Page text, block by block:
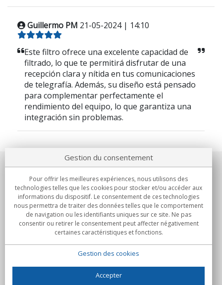
Guillermo PM 21-05-2024 | 14:10
Este filtro ofrece una excelente capacidad de
filtrado, lo que te permitirá disfrutar de una
recepción clara y nítida en tus comunicaciones
de telegrafía. Además, su diseño está pensado
para complementar perfectamente el
rendimiento del equipo, lo que garantiza una
integración sin problemas.
Notre société
Engagements
Achats
Gestion du consentement
Pour offrir les meilleures expériences, nous utilisons des
technologies telles que les cookies pour stocker et/ou accéder aux
informations du dispositif. Le consentement de ces technologies
nous permettra de traiter des données telles que le comportement
de navigation ou les identifiants uniques sur ce site. Ne pas
consentir ou retirer le consentement peut affecter négativement
certaines caractéristiques et fonctions.
Gestion des cookies
Accepter